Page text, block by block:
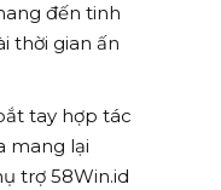
đến tinh
thời gian ấn
tay hợp tác
mang lại
trợ 58Win.id